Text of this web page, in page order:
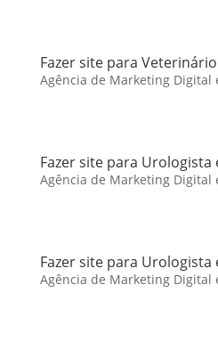
Fazer site para
Agência de Marketing Digital
Fazer site para Urologista
Agência de Marketing Digital
Fazer site para
Agência de Marketing Digital